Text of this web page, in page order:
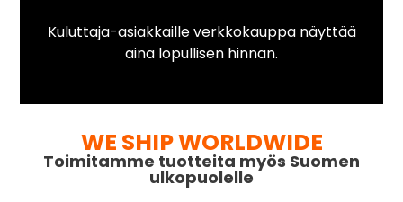
Kuluttaja-asiakkaille verkkokauppa näyttää
aina lopullisen hinnan.
WE SHIP WORLDWIDE
Toimitamme tuotteita myös Suomen
ulkopuolelle